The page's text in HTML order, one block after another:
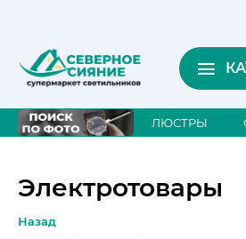
ЛЮСТРЫ
Электротовары
Назад